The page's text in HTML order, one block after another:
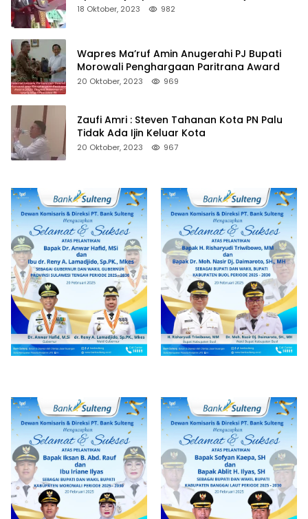
18 Oktober, 2023 982
Wapres Ma’ruf Amin Anugerahi PJ Bupati
Morowali Penghargaan Paritrana Award
20 Oktober, 2023 969
Zaufi Amri : Steven Tahanan Kota PN Palu
Tidak Ada Ijin Keluar Kota
20 Oktober, 2023 967